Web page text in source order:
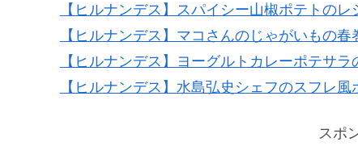
【ヒルナンデス】スパイシー山椒ポテトの
【ヒルナンデス】マコさんのじゃがいもの春
【ヒルナンデス】ヨーグルトカレーポテサ
【ヒルナンデス】水島弘史シェフのスフレ風
スポ